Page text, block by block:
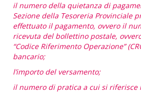
il numero della quietanza di
Sezione della Tesoreria Provinciale
effettuato il pagamento, ovvero il
ricevuta del bollettino postale,
“Codice Riferimento Operazione”
bancario;
l’importo del versamento;
il numero di pratica a cui si riferisce